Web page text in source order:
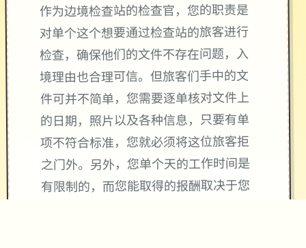
作为边境检查站的检查官，您的职责是
对单个这个想要通过检查站的旅客进行
检查，确保他们的文件不存在问题，入
境理由也合理可信。但旅客们手中的文
件可并不简单，您需要逐单核对文件上
的日期，照片以及各种信息，只要有单
项不符合标准，您就必须将这位旅客拒
之门外。另外，您单个天的工作时间是
有限制的，而您能取得的报酬取决于您